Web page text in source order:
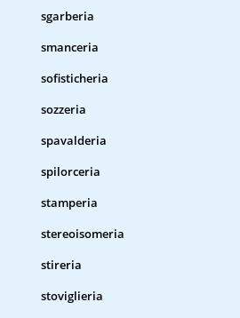
sgarberia
smanceria
sofisticheria
sozzeria
spavalderia
spilorceria
stamperia
stereoisomeria
stireria
stoviglieria